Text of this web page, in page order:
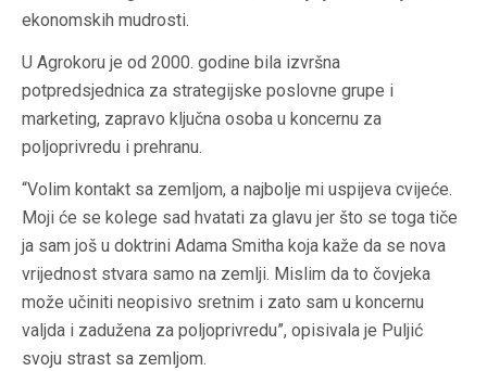
ekonomskih mudrosti.
U Agrokoru je od 2000. godine bila izvršna
potpredsjednica za strategijske poslovne grupe i
marketing, zapravo ključna osoba u koncernu za
poljoprivredu i prehranu.
“Volim kontakt sa zemljom, a najbolje mi uspijeva cvijeće.
Moji će se kolege sad hvatati za glavu jer što se toga tiče
ja sam još u doktrini Adama Smitha koja kaže da se nova
vrijednost stvara samo na zemlji. Mislim da to čovjeka
može učiniti neopisivo sretnim i zato sam u koncernu
valjda i zadužena za poljoprivredu”, opisivala je Puljić
svoju strast sa zemljom.